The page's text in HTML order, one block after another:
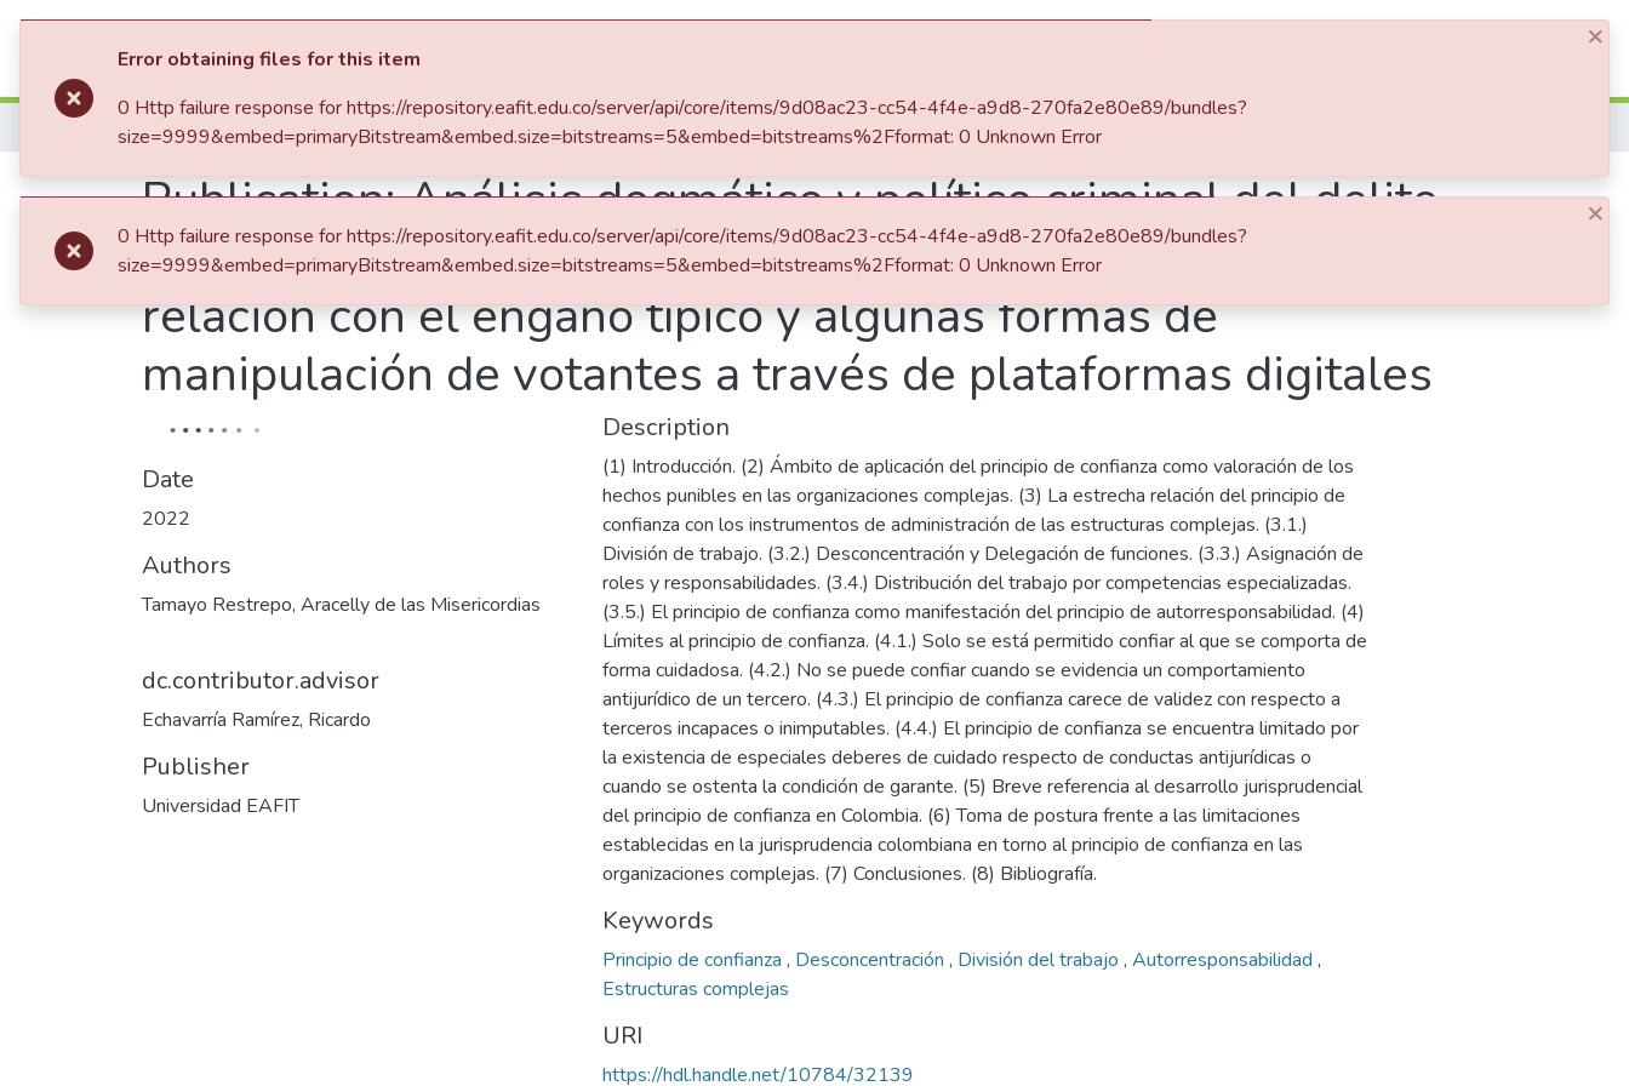
Communities & Collections
Home
Publication:Análisis dogmático y político criminal del delito
de fraude al sufragante : consideraciones especiales en
relación con el engaño típico y algunas formas de
manipulación de votantes a través de plataformas digitales
Date
2022
Authors
Tamayo Restrepo, Aracelly de las Misericordias
dc.contributor.advisor
Echavarría Ramírez, Ricardo
Publisher
Universidad EAFIT
Description
(1) Introducción. (2) Ámbito de aplicación del principio de confianza como valoración de los
hechos punibles en las organizaciones complejas. (3) La estrecha relación del principio de
confianza con los instrumentos de administración de las estructuras complejas. (3.1.)
División de trabajo. (3.2.) Desconcentración y Delegación de funciones. (3.3.) Asignación de
roles y responsabilidades. (3.4.) Distribución del trabajo por competencias especializadas.
(3.5.) El principio de confianza como manifestación del principio de autorresponsabilidad. (4)
Límites al principio de confianza. (4.1.) Solo se está permitido confiar al que se comporta de
forma cuidadosa. (4.2.) No se puede confiar cuando se evidencia un comportamiento
antijurídico de un tercero. (4.3.) El principio de confianza carece de validez con respecto a
terceros incapaces o inimputables. (4.4.) El principio de confianza se encuentra limitado por
la existencia de especiales deberes de cuidado respecto de conductas antijurídicas o
cuando se ostenta la condición de garante. (5) Breve referencia al desarrollo jurisprudencial
del principio de confianza en Colombia. (6) Toma de postura frente a las limitaciones
establecidas en la jurisprudencia colombiana en torno al principio de confianza en las
organizaciones complejas. (7) Conclusiones. (8) Bibliografía.
Keywords
Principio de confianza , Desconcentración , División del trabajo , Autorresponsabilidad ,
Estructuras complejas
URI
https://hdl.handle.net/10784/32139
×
Error obtaining files for this item
0 Http failure response for https://repository.eafit.edu.co/server/api/core/items/9d08ac23-cc54-4f4e-a9d8-270fa2e80e89/bundles?
size=9999&embed=primaryBitstream&embed.size=bitstreams=5&embed=bitstreams%2Fformat: 0 Unknown Error
×
0 Http failure response for https://repository.eafit.edu.co/server/api/core/items/9d08ac23-cc54-4f4e-a9d8-270fa2e80e89/bundles?
size=9999&embed=primaryBitstream&embed.size=bitstreams=5&embed=bitstreams%2Fformat: 0 Unknown Error